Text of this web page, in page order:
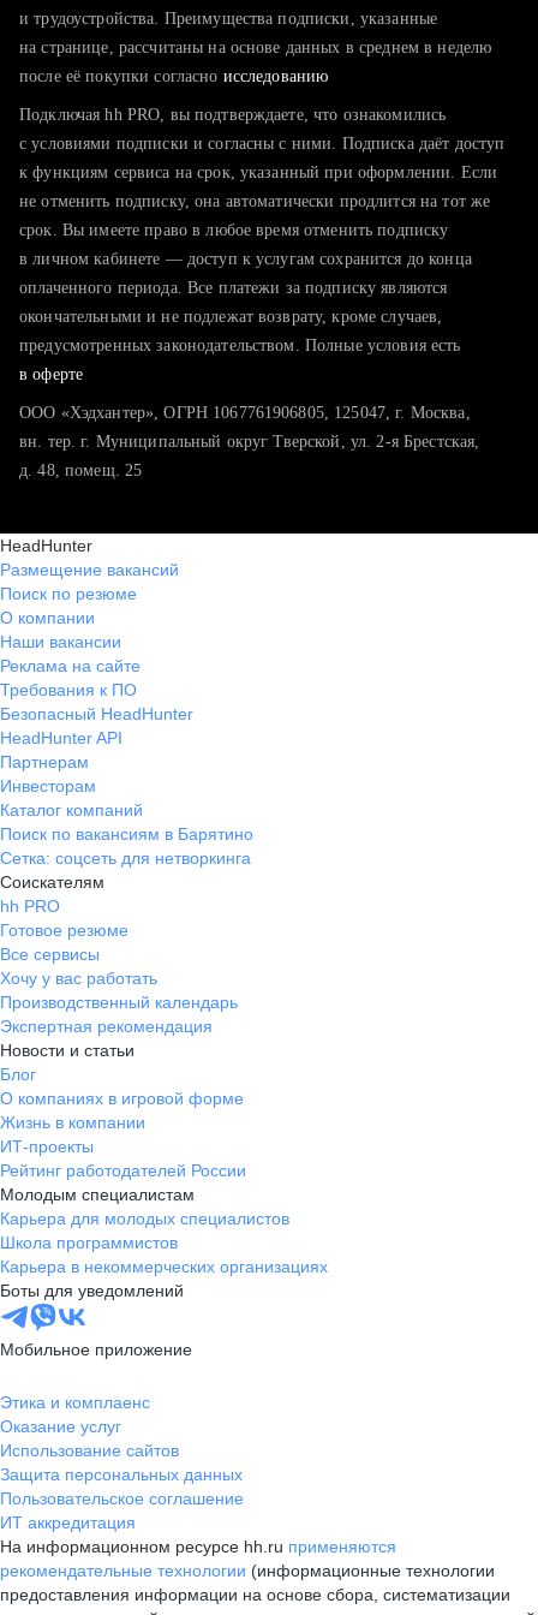
тратите много времени на поиск и вручную поднимаете
хотите сравнить себя с конкурентами и оценить шансы
и трудоустройства. Преимущества подписки, указанные
на странице, рассчитаны на основе данных в среднем в неделю
после её покупки согласно исследованию
Подключая hh PRO, вы подтверждаете, что ознакомились
с условиями подписки и согласны с ними. Подписка даёт доступ
к функциям сервиса на срок, указанный при оформлении. Если
не отменить подписку, она автоматически продлится на тот же
срок. Вы имеете право в любое время отменить подписку
в личном кабинете — доступ к услугам сохранится до конца
оплаченного периода. Все платежи за подписку являются
окончательными и не подлежат возврату, кроме случаев,
предусмотренных законодательством. Полные условия есть
в оферте
ООО «Хэдхантер», ОГРН 1067761906805, 125047, г. Москва,
вн. тер. г. Муниципальный округ Тверской, ул. 2-я Брестская,
д. 48, помещ. 25
HeadHunter
Размещение вакансий
Поиск по резюме
О компании
Наши вакансии
Реклама на сайте
Требования к ПО
Безопасный HeadHunter
HeadHunter API
Партнерам
Инвесторам
Каталог компаний
Поиск по вакансиям в Барятино
Сетка: соцсеть для нетворкинга
Соискателям
hh PRO
Готовое резюме
Все сервисы
Хочу у вас работать
Производственный календарь
Экспертная рекомендация
Новости и статьи
Блог
О компаниях в игровой форме
Жизнь в компании
ИТ-проекты
Рейтинг работодателей России
Молодым специалистам
Карьера для молодых специалистов
Школа программистов
Карьера в некоммерческих организациях
Боты для уведомлений
Мобильное приложение
Этика и комплаенс
Оказание услуг
Использование сайтов
Защита персональных данных
Пользовательское соглашение
ИТ аккредитация
На информационном ресурсе hh.ru применяются
рекомендательные технологии (информационные технологии
предоставления информации на основе сбора, систематизации